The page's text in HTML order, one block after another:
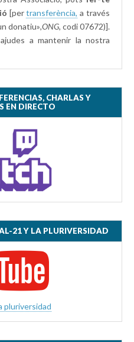
[pertransferència, a través
donatiu»,ONG, codi 07672)].
a mantenir la nostra
CHARLAS Y
EN DIRECTO
21 Y LA PLURIVERSIDAD
pluriversidad